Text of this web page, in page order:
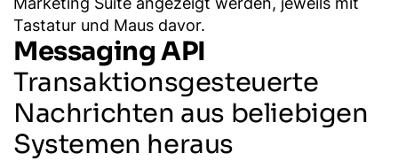
Messaging API
Transaktionsgesteuerte
Nachrichten aus beliebigen
Systemen heraus